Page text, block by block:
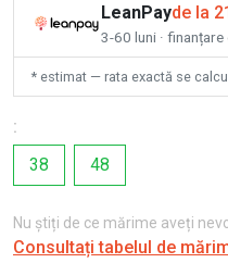
LeanPayde la
3-60 luni · finanțare
* estimat — rata exactă se
:
38
48
Nu știți de ce mărime aveți
Consultați tabelul de